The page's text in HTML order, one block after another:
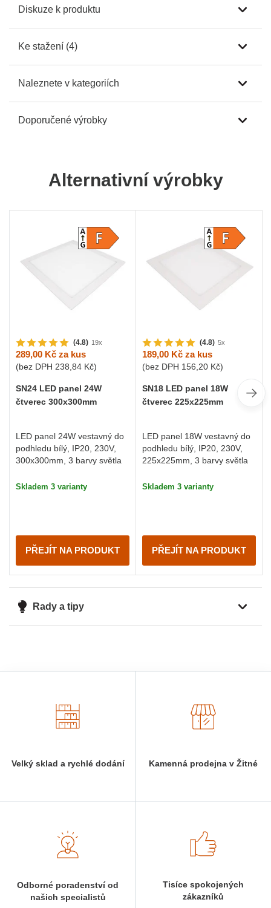
Diskuze k produktu
Ke stažení (4)
Naleznete v kategoriích
Doporučené výrobky
Alternativní výrobky
(4.8) 19x
289,00 Kč za kus
(bez DPH 238,84 Kč)
SN24 LED panel 24W
čtverec 300x300mm
LED panel 24W vestavný do
podhledu bílý, IP20, 230V,
300x300mm, 3 barvy světla
Skladem 3 varianty
PŘEJÍT NA PRODUKT
(4.8) 5x
189,00 Kč za kus
(bez DPH 156,20 Kč)
SN18 LED panel 18W
čtverec 225x225mm
LED panel 18W vestavný do
podhledu bílý, IP20, 230V,
225x225mm, 3 barvy světla
Skladem 3 varianty
PŘEJÍT NA PRODUKT
Rady a tipy
Velký sklad a rychlé dodání Kamenná prodejna v Žitné
Odborné poradenství od
našich specialistů
Tisíce spokojených
zákazníků